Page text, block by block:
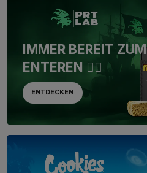
IMMER BEREIT ZUM
ENTEREN 🏴‍☠️
ENTDECKEN